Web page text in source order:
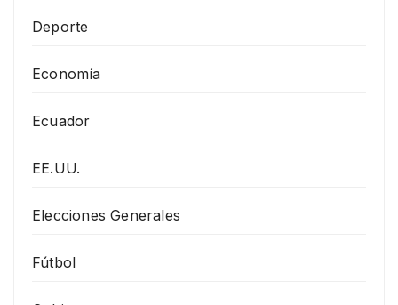
Deporte
Economía
Ecuador
EE.UU.
Elecciones Generales
Fútbol